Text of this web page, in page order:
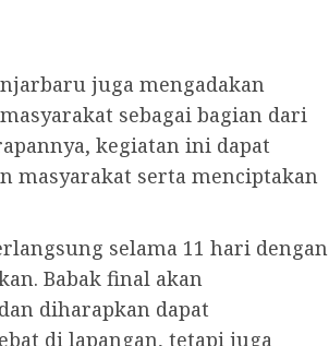
juga mengadakan
sebagai bagian dari
kegiatan ini dapat
masyarakat serta menciptakan
selama 11 hari dengan
Babak final akan
diharapkan dapat
di lapangan, tetapi juga